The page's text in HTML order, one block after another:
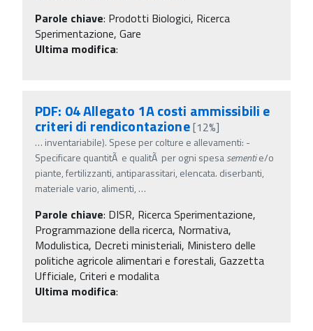
Parole chiave: Prodotti Biologici, Ricerca
Sperimentazione, Gare
Ultima modifica:
PDF: 04 Allegato 1A costi ammissibili e
criteri di rendicontazione[12%]
… inventariabile). Spese per colture e allevamenti: -
Specificare quantitÃ e qualitÃ per ogni spesasementie/o
piante, fertilizzanti, antiparassitari, elencata. diserbanti,
materiale vario, alimenti, …
Parole chiave: DISR, Ricerca Sperimentazione,
Programmazione della ricerca, Normativa,
Modulistica, Decreti ministeriali, Ministero delle
politiche agricole alimentari e forestali, Gazzetta
Ufficiale, Criteri e modalita
Ultima modifica: